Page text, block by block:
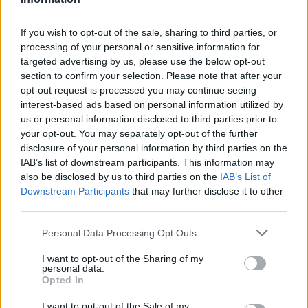
If you wish to opt-out of the sale, sharing to third parties, or
processing of your personal or sensitive information for
targeted advertising by us, please use the below opt-out
section to confirm your selection. Please note that after your
opt-out request is processed you may continue seeing
interest-based ads based on personal information utilized by
us or personal information disclosed to third parties prior to
your opt-out. You may separately opt-out of the further
disclosure of your personal information by third parties on the
IAB’s list of downstream participants. This information may
also be disclosed by us to third parties on the IAB’s List of
Downstream Participants that may further disclose it to other
Personal Data Processing Opt Outs
I want to opt-out of the Sharing of my
personal data.
Opted In
stabili, ossia con un contratto a tempo indeterminato o di
apprendistato, mentre nel 78,0% saranno a termine (a tempo
determinato o altri contratti con durata predefinita). Da notare il
calo di quattro punti percentuali dei tempi indeterminati e degli
apprendistati, rispetto a giugno dell’anno passato.
Una quota di nuove attivazioni pari, al 32,6%, interesserà giovani
con meno di 30 anni che, in ambito dirigenziale e delle professioni
con elevata specializzazione e competenza tecnica, sono
particolarmente richiesti nei ruoli dei tecnici informatici, telematici e
delle telecomunicazioni (46,7% dei contratti riservati per l’appunto
commerciali e bancarie (43,8%) ed infine come tecnici della
Nell’ambito delle professioni impiegatizie, commerciali e dei servizi,